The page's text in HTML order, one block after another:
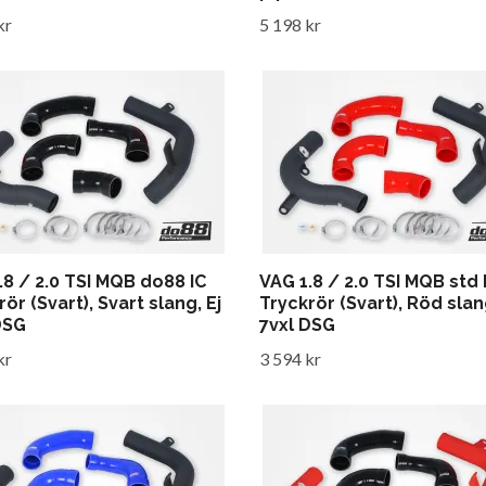
5 198 kr
/ 2.0 TSI MQB do88 IC
(Svart), Svart slang, Ej
VAG 1.8 / 2.0 TSI MQB std
Tryckrör (Svart), Röd
7vxl DSG
3 594 kr